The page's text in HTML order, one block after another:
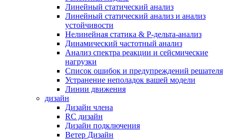
Линейный статический анализ
Линейный статический анализ и анализ
устойчивости
Нелинейная статика & P-дельта-анализ
Динамический частотный анализ
Анализ спектра реакции и сейсмические
нагрузки
Список ошибок и предупреждений решателя
Устранение неполадок вашей модели
Линии движения
дизайн
Дизайн члена
RC дизайн
Дизайн подключения
Ветер Дизайн